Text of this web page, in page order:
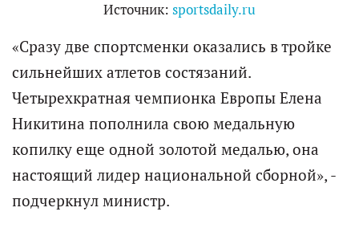
Источник: sportsdaily.ru
«Сразу две спортсменки оказались в тройке
сильнейших атлетов состязаний.
Четырехкратная чемпионка Европы Елена
Никитина пополнила свою медальную
копилку еще одной золотой медалью, она
настоящий лидер национальной сборной», -
подчеркнул министр.